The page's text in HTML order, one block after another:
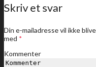
Skriv et svar
Din e-mailadresse vil ikke
med *
Kommenter